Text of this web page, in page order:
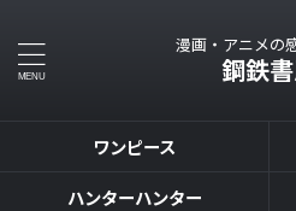
漫画・アニメの
鋼鉄
ワンピース
ハンターハンター